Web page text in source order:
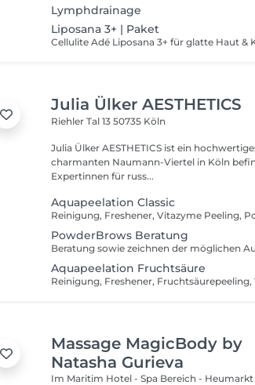
Lymphdrainage
Liposana 3+ | Paket
Julia Ülker AESTHETICS
Riehler Tal 1350735 Köln
Julia Ülker AESTHETICS ist ein
charmanten Naumann-Viertel in Köln
Expertinnen für russ...
Aquapeelation Classic
PowderBrows Beratung
Aquapeelation Fruchtsäure
Massage MagicBody by
Natasha Gurieva
Im Maritim Hotel - Spa Bereich -